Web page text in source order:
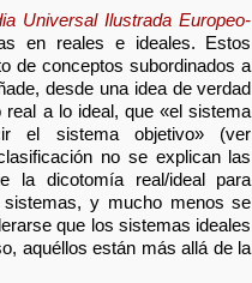
Universal Ilustrada Europeo-
en reales e ideales. Estos
de conceptos subordinados a
desde una idea de verdad
a lo ideal, que «el sistema
el sistema objetivo» (ver
no se explican las
la dicotomía real/ideal para
y mucho menos se
que los sistemas ideales
aquéllos están más allá de la